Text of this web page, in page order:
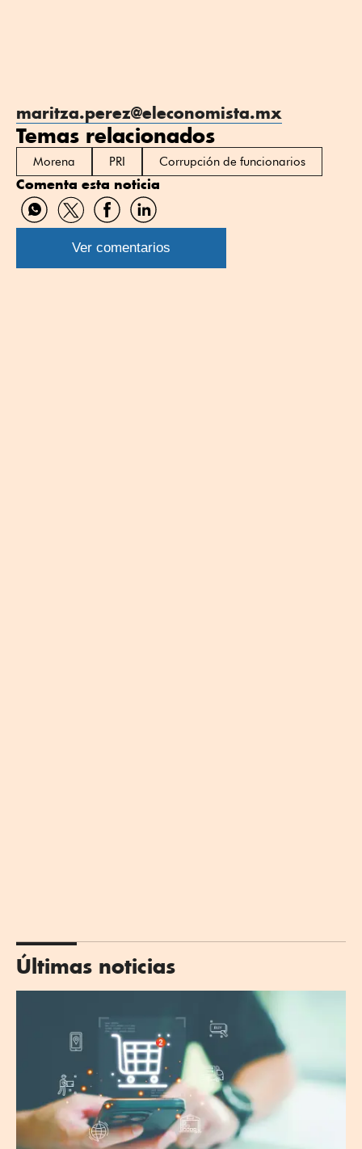
maritza.perez@eleconomista.mx
Temas relacionados
Morena PRI Corrupción de funcionarios
Comenta esta noticia
Compartir
por
WhatsApp
Compartir
por
Twitter
Compartir
por
Facebook
Compartir
por
Linkedin
Ver comentarios
Últimas noticias